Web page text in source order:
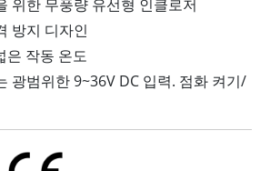
위한 무풍량 유선형 인클로저
방지 디자인
은 작동 온도
광범위한 9~36V DC 입력. 점화 켜기/